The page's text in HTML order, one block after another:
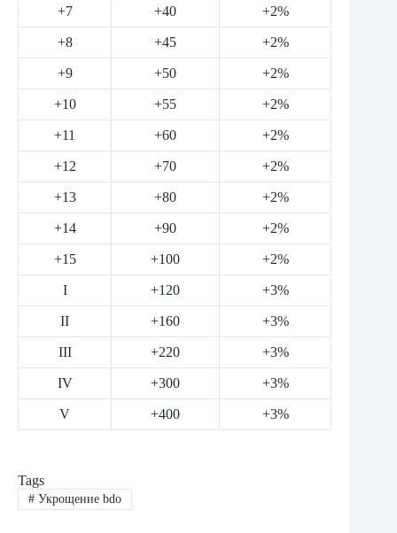
+7 +40 +2%
+8 +45 +2%
+9 +50 +2%
+10 +55 +2%
+11 +60 +2%
+12 +70 +2%
+13 +80 +2%
+14 +90 +2%
+15 +100 +2%
I +120 +3%
II +160 +3%
III +220 +3%
IV +300 +3%
V +400 +3%
Tags
#Укрощение bdo